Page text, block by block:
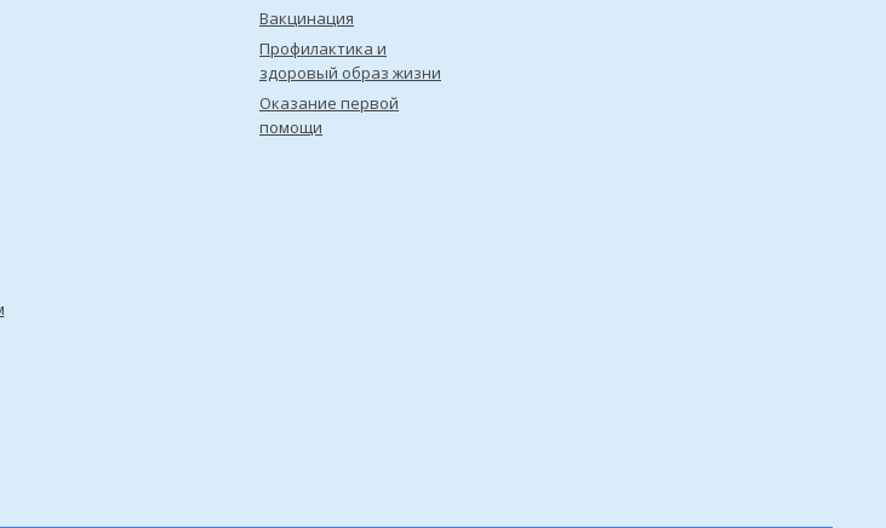
Вакцинация
Профилактика и
здоровый образ жизни
Оказание первой
помощи